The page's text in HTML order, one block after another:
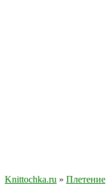
Knittochka.ru » Плетение